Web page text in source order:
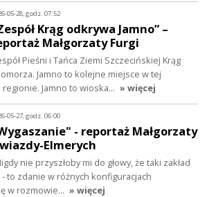
05-28, godz. 07:52
Krąg odkrywa Jamno” –
Małgorzaty Furgi
Pieśni i Tańca Ziemi Szczecińskiej Krąg
Jamno to kolejne miejsce w tej
Jamno to wioska… » więcej
05-27, godz. 06:00
- reportaż Małgorzaty
Elmerych
nie przyszłoby mi do głowy, że taki zakład
to zdanie w różnych konfiguracjach
w rozmowie… » więcej